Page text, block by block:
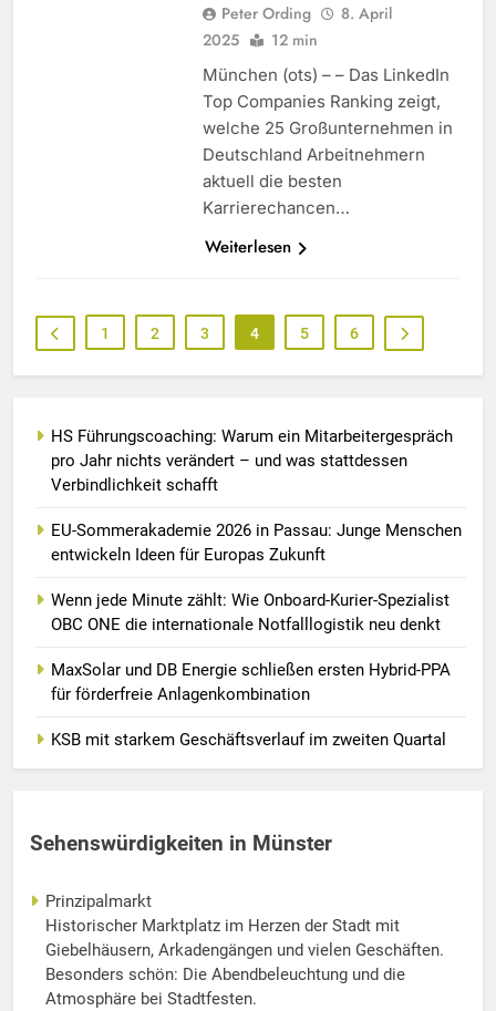
Peter Ording
8. April
2025
12 min
München (ots) – – Das LinkedIn
Top Companies Ranking zeigt,
welche 25 Großunternehmen in
Deutschland Arbeitnehmern
aktuell die besten
Karrierechancen…
Weiterlesen
1 2 3 4 5 6
HS Führungscoaching: Warum ein Mitarbeitergespräch
pro Jahr nichts verändert – und was stattdessen
Verbindlichkeit schafft
EU-Sommerakademie 2026 in Passau: Junge Menschen
entwickeln Ideen für Europas Zukunft
Wenn jede Minute zählt: Wie Onboard-Kurier-Spezialist
OBC ONE die internationale Notfalllogistik neu denkt
MaxSolar und DB Energie schließen ersten Hybrid-PPA
für förderfreie Anlagenkombination
KSB mit starkem Geschäftsverlauf im zweiten Quartal
Sehenswürdigkeiten in Münster
Prinzipalmarkt
Historischer Marktplatz im Herzen der Stadt mit
Giebelhäusern, Arkadengängen und vielen Geschäften.
Besonders schön: Die Abendbeleuchtung und die
Atmosphäre bei Stadtfesten.